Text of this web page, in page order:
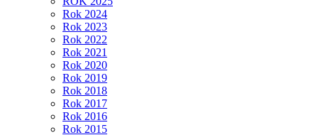
Rok 2024
Rok 2023
Rok 2022
Rok 2021
Rok 2020
Rok 2019
Rok 2018
Rok 2017
Rok 2016
Rok 2015